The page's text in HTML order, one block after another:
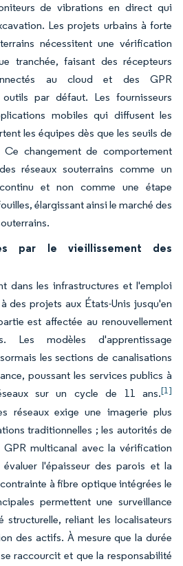
de vibrations en direct qui
Les projets urbains à forte
nécessitent une vérification
tranchée, faisant des récepteurs
au cloud et des GPR
par défaut. Les fournisseurs
mobiles qui diffusent les
les équipes dès que les seuils de
changement de comportement
réseaux souterrains comme un
et non comme une étape
élargissant ainsi le marché des
par le vieillissement des
dans les infrastructures et l'emploi
des projets aux États-Unis jusqu'en
est affectée au renouvellement
Les modèles d'apprentissage
les sections de canalisations
poussant les services publics à
sur un cycle de 11 ans.[1]
réseaux exige une imagerie plus
traditionnelles ; les autorités de
multicanal avec la vérification
l'épaisseur des parois et la
à fibre optique intégrées le
permettent une surveillance
structurelle, reliant les localisateurs
des actifs. À mesure que la durée
raccourcit et que la responsabilité